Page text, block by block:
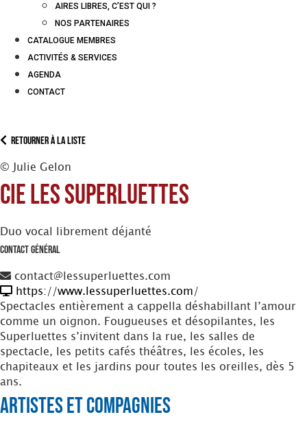
AIRES LIBRES, C’EST QUI ?
NOS PARTENAIRES
CATALOGUE MEMBRES
ACTIVITÉS & SERVICES
AGENDA
CONTACT
Retourner à la liste
© Julie Gelon
Cie Les Superluettes
Duo vocal librement déjanté
Contact Général
contact@lessuperluettes.com
https://www.lessuperluettes.com/
Spectacles entièrement a cappella déshabillant l’amour
comme un oignon. Fougueuses et désopilantes, les
Superluettes s’invitent dans la rue, les salles de
spectacle, les petits cafés théâtres, les écoles, les
chapiteaux et les jardins pour toutes les oreilles, dès 5
ans.
Artistes et Compagnies